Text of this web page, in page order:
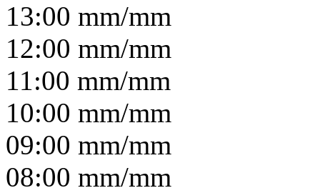
13:00 mm/mm
12:00 mm/mm
11:00 mm/mm
10:00 mm/mm
09:00 mm/mm
08:00 mm/mm